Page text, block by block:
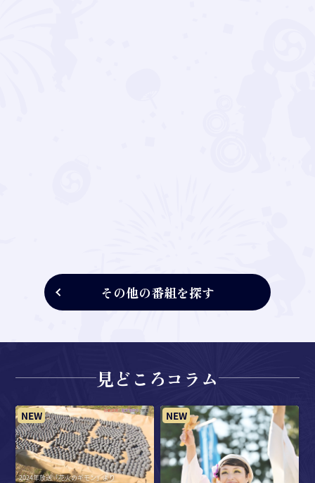
その他の番組を探す
見どころコラム
2024年放送「花火のギモン」より